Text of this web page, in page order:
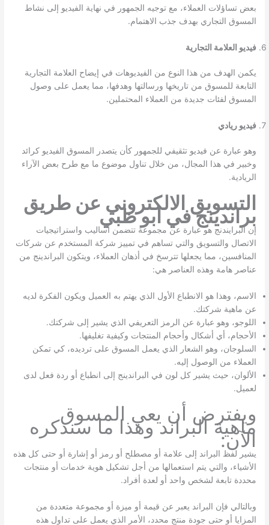
بعض تساؤلات العملاء، مع توجيه الجمهور في نهاية الفيديو إلى نشاط
المسوق التجاري بهدف جذب الاهتمام.
فيديو العلامة التجارية
يكمن الهدف من هذا النوع من الفيديوهات في إيضاح العلامة التجارية
التابعة للمسوق من تاريخها ورسالتها وهدفها، مما يعمل على وصول
المسوق لفئات جديدة من العملاء المحتملين.
فيديو ريادي
وهو عبارة عن فيديو تثقيفي للجمهور كأن يتصدر المسوق الفيديو كرائد
وخبير في هذا المجال، من خلال تناول موضوع ما مع طرح بعض الآراء
الريادية.
التسويق الالكتروني عن طريق
براندينج في ابو ظبي
إن البرايندنج هو عبارة عن مجموعة تتضمن أساليب واستراتيجيات
الاتصال والتسويق والتي تساهم في تمييز شركة المستخدم عن شركات
المنافسين، مما يجعلها تترسخ في أذهان العملاء، ويتكون البراندينج من
عناصر هامة وهذه العناصر هي:
الاسم، وهذا هو الانطباع الأول الذي يهتم به العميل ويكون الفكرة لديه
عن ماهية شركتك.
اللوجو، وهو عبارة عن الرمز التعريفي الذي يشير إلى شركتك.
الأحجام، أي أشكال وأحجام المنتجات وكيفية تغليفها.
السلوجان، وهو الشعار الذي يعمل المسوق على ترديده، كي تمكن
العملاء من الوصول إليه.
الألوان، حيث يشير كل لون في البراندينج إلى انطباع أو ردة فعل لدى
لعميل.
ويفترض أن يعي المسوق
ماهية البراند وهذا ما سنذكره
الآن:
يشير لفظ البراند إلى علامة أو مصطلح أو رمز أو إشارة أو حتى كل هذه
الأشياء، والتي يتم استعمالها من أجل تشكيل هوية خدمات أو منتجات
محددة تابعة لشخص واحد أو لعدة أفراد.
وبالتالي فإن البراند يعبر عن قيمة أو ميزة أو مجموعة متعددة من
المزايا أو حتى جودة منتج محدد، الأمر الذي يعمل على تداول هذه